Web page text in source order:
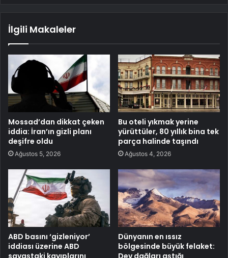
İlgili Makaleler
Mossad’dan dikkat çeken
iddia: İran’ın gizli planı
deşifre oldu
Ağustos 5, 2026
Bu oteli yıkmak yerine
yürüttüler, 80 yıllık bina tek
parça halinde taşındı
Ağustos 4, 2026
ABD basını ‘gizleniyor’
iddiası üzerine ABD
savaştaki kayıplarını
Dünyanın en ıssız
bölgesinde büyük felaket:
Dev dağları aştığı